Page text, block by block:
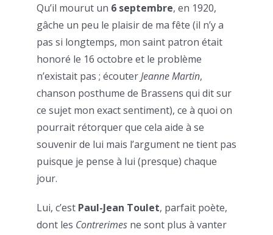
Qu’il mourut un 6 septembre, en 1920,
gâche un peu le plaisir de ma fête (il n’y a
pas si longtemps, mon saint patron était
honoré le 16 octobre et le problème
n’existait pas ; écouterJeanne Martin,
chanson posthume de Brassens qui dit sur
ce sujet mon exact sentiment), ce à quoi on
pourrait rétorquer que cela aide à se
souvenir de lui mais l’argument ne tient pas
puisque je pense à lui (presque) chaque
jour.
Lui, c’est Paul-Jean Toulet, parfait poète,
dont les Contrerimes ne sont plus à vanter